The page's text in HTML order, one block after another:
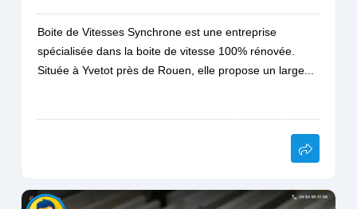
Boite de Vitesses Synchrone est une entreprise
spécialisée dans la boite de vitesse 100% rénovée.
Située à Yvetot près de Rouen, elle propose un large...